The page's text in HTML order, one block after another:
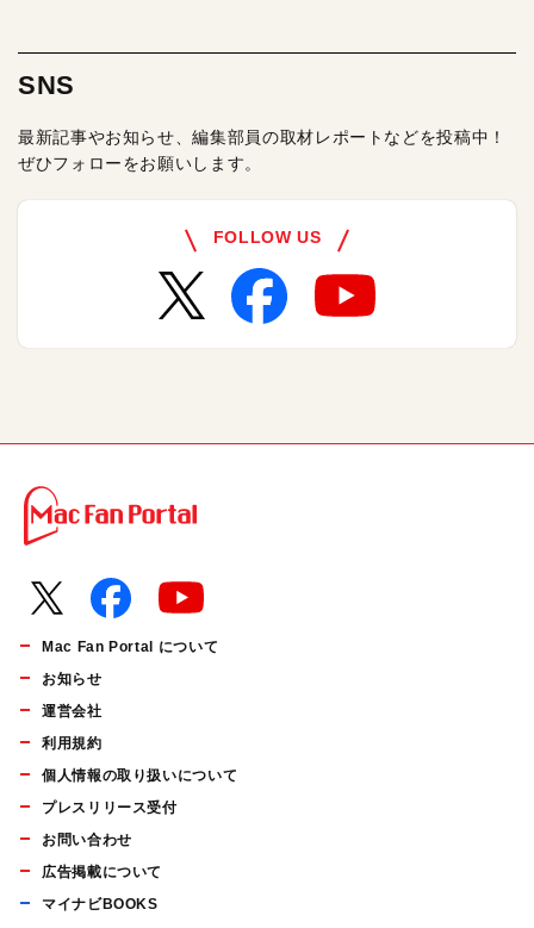
SNS
最新記事やお知らせ、編集部員の取材レポートなどを投稿中！
ぜひフォローをお願いします。
FOLLOW US
Mac Fan Portal について
お知らせ
運営会社
利用規約
個人情報の取り扱いについて
プレスリリース受付
お問い合わせ
広告掲載について
マイナビBOOKS